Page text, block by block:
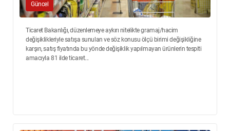
Güncel
Ticaret Bakanlığı, düzenlemeye aykırı nitelikte gramaj/hacim
değişiklikleriyle satışa sunulan ve söz konusu ölçü birimi değişikliğine
karşın, satış fiyatında bu yönde değişiklik yapılmayan ürünlerin tespiti
amacıyla 81 ilde ticaret...